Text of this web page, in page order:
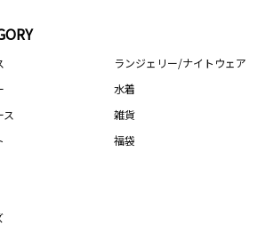
ス
ランジェリー/ナイトウェア
水着
雑貨
福袋